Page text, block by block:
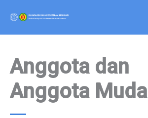
content
Anggota dan
Anggota Muda